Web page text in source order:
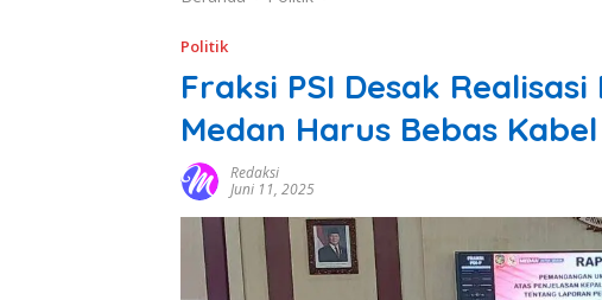
Politik
Fraksi PSI Desak
Medan Harus Bebas
Redaksi
Juni 11, 2025